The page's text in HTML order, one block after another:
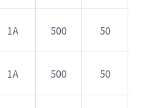
1A 500 50
1A 500 50